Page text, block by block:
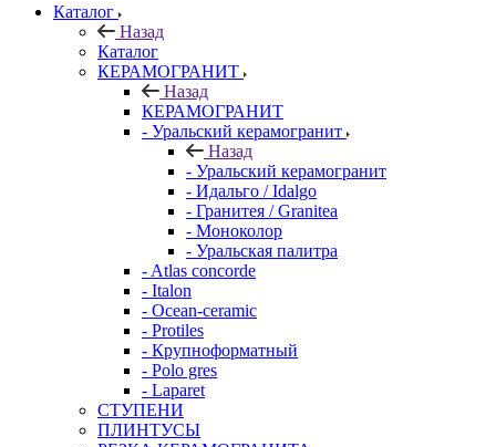
Каталог
Назад
Каталог
КЕРАМОГРАНИТ
Назад
КЕРАМОГРАНИТ
- Уральский керамогранит
Назад
- Уральский керамогранит
- Идальго / Idalgo
- Гранитея / Granitea
- Моноколор
- Уральская палитра
- Atlas concorde
- Italon
- Ocean-ceramic
- Protiles
- Крупноформатный
- Polo gres
- Laparet
СТУПЕНИ
ПЛИНТУСЫ